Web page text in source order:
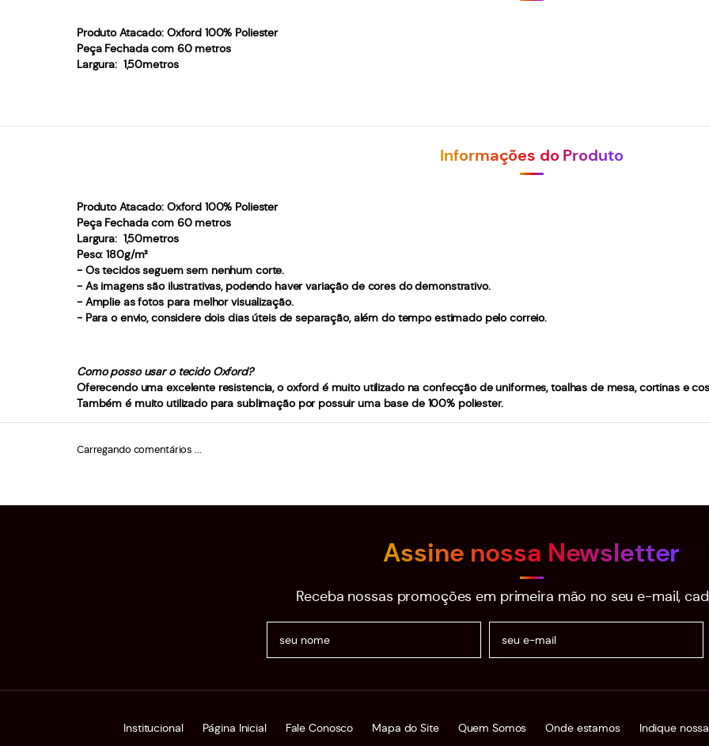
Produto Atacado:Oxford 100% Poliester
Peça Fechada com 60 metros
Largura: 1,50metros
Informações do Produto
Produto Atacado:Oxford 100% Poliester
Peça Fechada com 60 metros
Largura: 1,50metros
Peso:180g/m²
- Os tecidos seguem sem nenhum corte.
- As imagens são ilustrativas, podendo haver variação de cores do demonstrativo.
- Amplie as fotos para melhor visualização.
- Para o envio, considere dois dias úteis de separação, além do tempo estimado pelo correio.
Como posso usar o tecido Oxford?
Oferecendo uma excelente resistencia, o oxford é muito utilizado na confecção de uniformes, toalhas de mesa, cortinas e
Também é muito utilizado para sublimação por possuir uma base de 100% poliester.
Carregando comentários ...
Assine nossa Newsletter
Receba nossas promoções em primeira mão no seu e-mail,
Institucional Página Inicial Fale Conosco Mapa do Site Quem Somos Onde estamos Indique